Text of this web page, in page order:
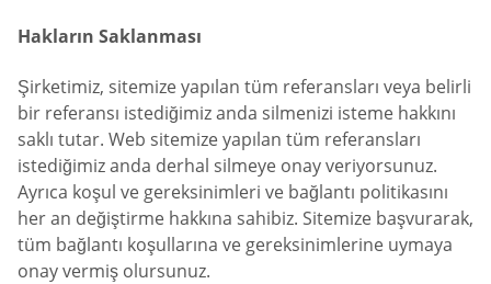
Hakların Saklanması
Şirketimiz, sitemize yapılan tüm referansları veya belirli
bir referansı istediğimiz anda silmenizi isteme hakkını
saklı tutar. Web sitemize yapılan tüm referansları
istediğimiz anda derhal silmeye onay veriyorsunuz.
Ayrıca koşul ve gereksinimleri ve bağlantı politikasını
her an değiştirme hakkına sahibiz. Sitemize başvurarak,
tüm bağlantı koşullarına ve gereksinimlerine uymaya
onay vermiş olursunuz.